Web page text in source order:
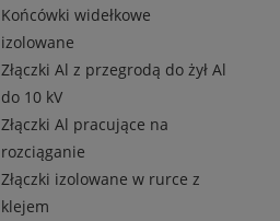
Końcówki widełkowe
izolowane
Złączki Al z przegrodą do żył Al
do 10 kV
Złączki Al pracujące na
rozciąganie
Złączki izolowane w rurce z
klejem